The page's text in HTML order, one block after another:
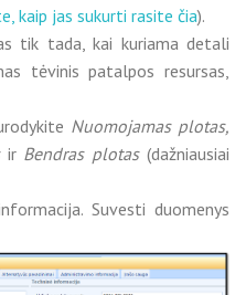
kaip jas sukurti rasite čia).
tik tada, kai kuriama detali
tėvinis patalpos resursas,
Nuomojamas plotas,
ir Bendras plotas(dažniausiai
Suvesti duomenys